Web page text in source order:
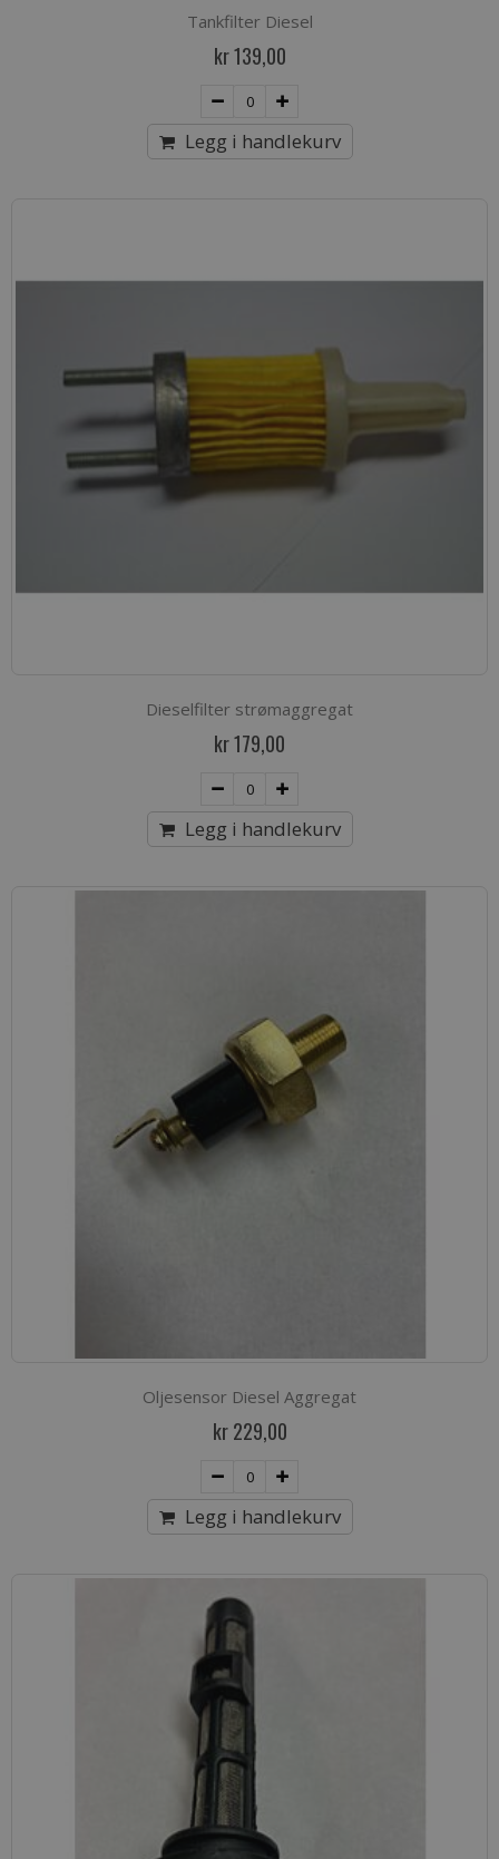
Tankfilter Diesel
kr 139,00
Legg i handlekurv
Dieselfilter strømaggregat
kr 179,00
Legg i handlekurv
Oljesensor Diesel Aggregat
kr 229,00
Legg i handlekurv